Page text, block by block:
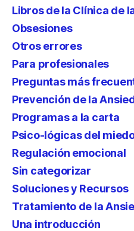
Libros de la Clínica de
Obsesiones
Otros errores
Para profesionales
Preguntas más
Prevención de la
Programas a la carta
Psico-lógicas del
Regulación emocional
Sin categorizar
Soluciones y Recursos
Tratamiento de la
Una introducción